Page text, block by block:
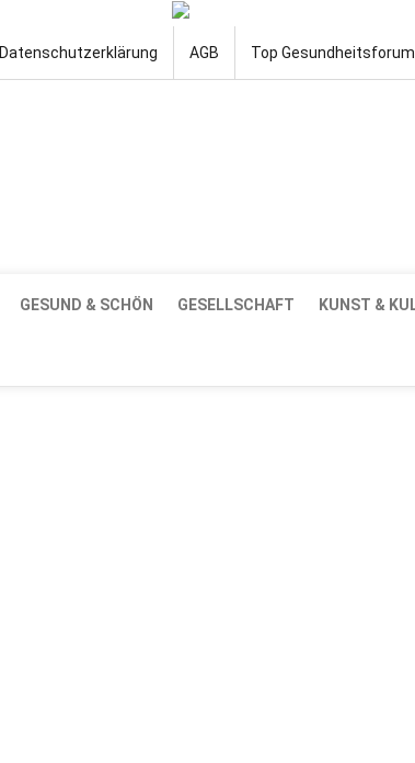
Datenschutzerklärung AGB Top
GESUND & SCHÖN GESELLSCHAFT KUNST &